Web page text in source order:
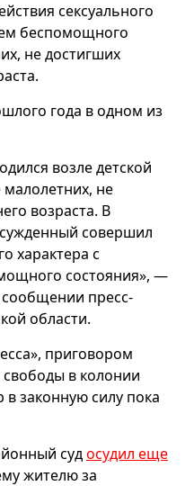
сексуального
беспомощного
не достигших
года в одном из
возле детской
не
возраста. В
совершил
характера с
состояния», —
пресс-
области.
приговором
в колонии
законную силу пока
судосудил еще
жителю за